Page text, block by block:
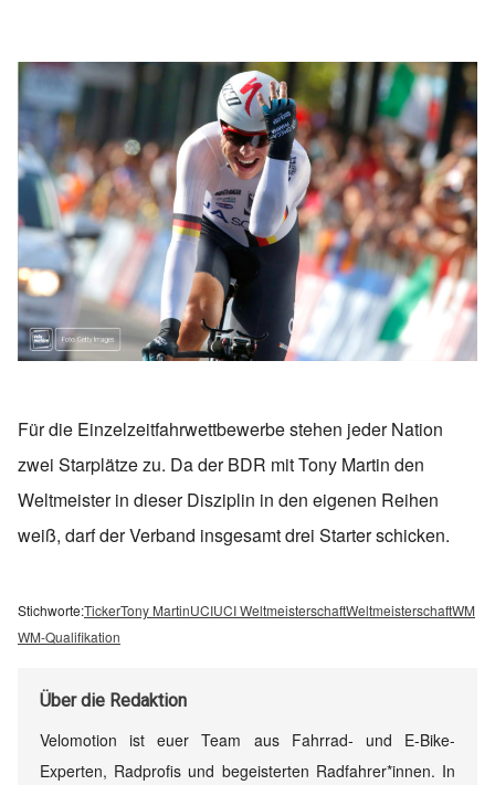
Für die Einzelzeitfahrwettbewerbe stehen jeder Nation
zwei Starplätze zu. Da der BDR mit Tony Martin den
Weltmeister in dieser Disziplin in den eigenen Reihen
weiß, darf der Verband insgesamt drei Starter schicken.
Stichworte:TickerTony MartinUCIUCI WeltmeisterschaftWeltmeisterschaftWM
WM-Qualifikation
Überdie Redaktion
Velomotion ist euer Team aus Fahrrad- und E-Bike-
Experten, Radprofis und begeisterten Radfahrer*innen. In